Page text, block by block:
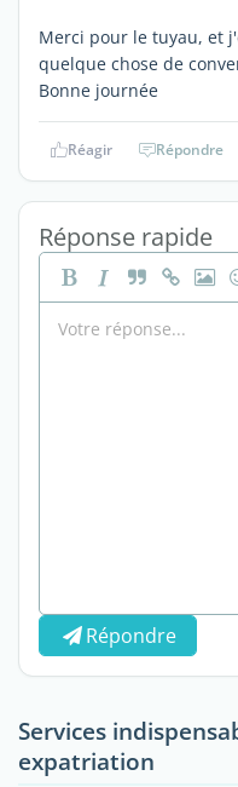
Merci pour le tuyau, et
quelque chose de
Bonne journée
Réagir Répondre
Réponse rapide
Répondre
Services
expatriation